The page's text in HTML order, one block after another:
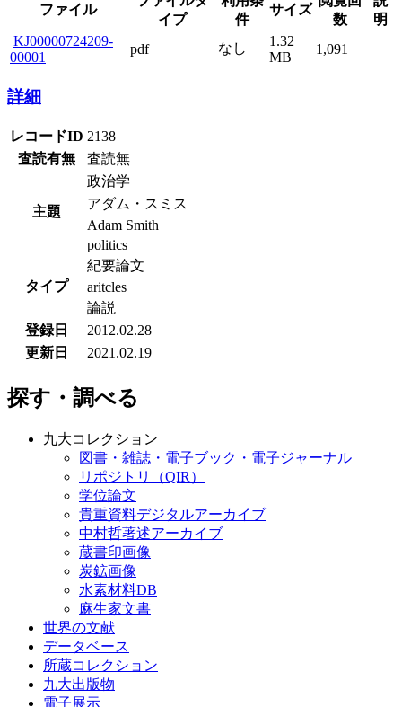
ファイル
イプ
件
サイズ
数
明
KJ00000724209-
00001
pdf なし
1.32
MB
1,091
詳細
レコードID 2138
査読有無
査読無
主題
政治学
アダム・スミス
Adam Smith
politics
タイプ
紀要論文
aritcles
論説
登録日
2012.02.28
更新日
2021.02.19
探す・調べる
九大コレクション
図書・雑誌・電子ブック・電子ジャーナル
リポジトリ（QIR）
学位論文
貴重資料デジタルアーカイブ
中村哲著述アーカイブ
蔵書印画像
炭鉱画像
水素材料DB
麻生家文書
世界の文献
データベース
所蔵コレクション
九大出版物
電子展示